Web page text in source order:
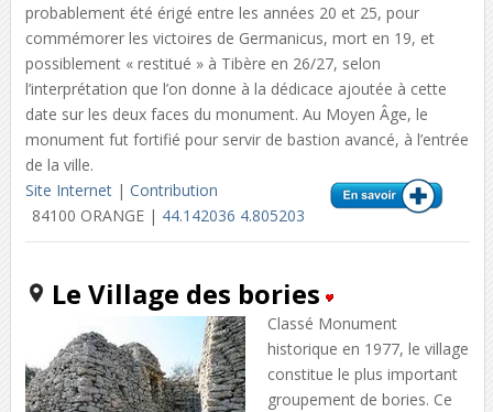
probablement été érigé entre les années 20 et 25, pour
commémorer les victoires de Germanicus, mort en 19, et
possiblement « restitué » à Tibère en 26/27, selon
l’interprétation que l’on donne à la dédicace ajoutée à cette
date sur les deux faces du monument. Au Moyen Âge, le
monument fut fortifié pour servir de bastion avancé, à l’entrée
de la ville.
Site Internet| Contribution
84100 ORANGE | 44.142036 4.805203
Le Village des bories
Classé Monument
historique en 1977, le village
constitue le plus important
groupement de bories. Ce